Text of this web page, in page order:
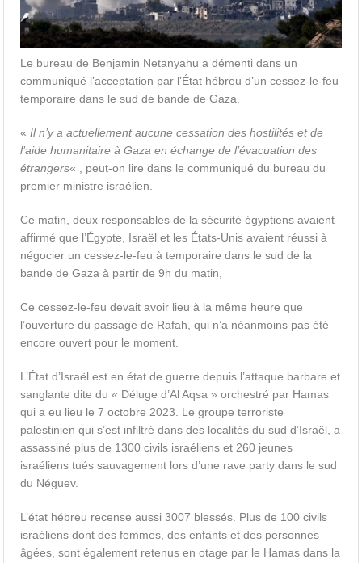
Le bureau de Benjamin Netanyahu a démenti dans un
communiqué l’acceptation par l’État hébreu d’un cessez-le-feu
temporaire dans le sud de bande de Gaza.
«Il n’y a actuellement aucune cessation des hostilités et de
l’aide humanitaire à Gaza en échange de l’évacuation des
étrangers« , peut-on lire dans le communiqué du bureau du
premier ministre israélien.
Ce matin, deux responsables de la sécurité égyptiens avaient
affirmé que l’Égypte, Israël et les États-Unis avaient réussi à
négocier un cessez-le-feu à temporaire dans le sud de la
bande de Gaza à partir de 9h du matin,
Ce cessez-le-feu devait avoir lieu à la même heure que
l’ouverture du passage de Rafah, qui n’a néanmoins pas été
encore ouvert pour le moment.
L’État d’Israël est en état de guerre depuis l’attaque barbare et
sanglante dite du « Déluge d’Al Aqsa » orchestré par Hamas
qui a eu lieu le 7 octobre 2023. Le groupe terroriste
palestinien qui s’est infiltré dans des localités du sud d’Israël, a
assassiné plus de 1300 civils israéliens et 260 jeunes
israéliens tués sauvagement lors d’une rave party dans le sud
du Néguev.
L’état hébreu recense aussi 3007 blessés. Plus de 100 civils
israéliens dont des femmes, des enfants et des personnes
âgées, sont également retenus en otage par le Hamas dans la